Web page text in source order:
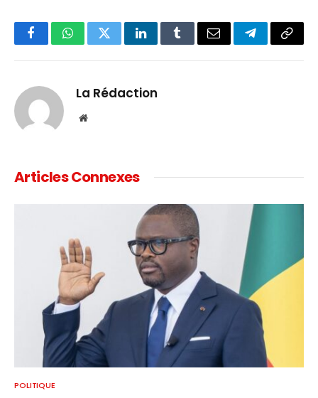
FacebookWhatsAppTwitterLinkedInTumblrEmail TelegramCopy
La Rédaction
Website
Articles Connexes
POLITIQUE